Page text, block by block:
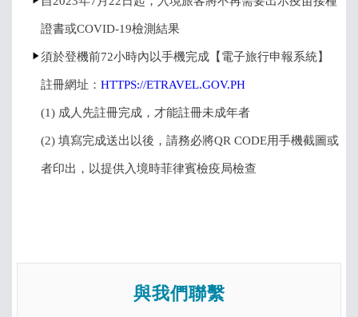
證書或COVID-19檢測結果
須於登機前72小時內以手機完成【電子旅行申報系統】
註冊網址：HTTPS://ETRAVEL.GOV.PH
(1) 成人先註冊完成，才能註冊未成年者
(2) 填寫完成送出以後，請務必將QR CODE用手機截圖或
者印出，以提供入境時菲律賓檢疫局檢查
與我們聯繫